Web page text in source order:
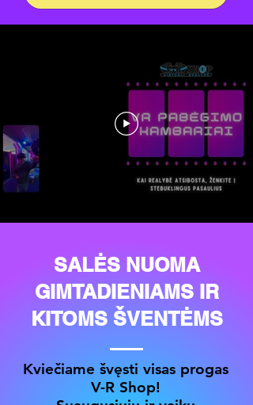
SALĖS NUOMA
GIMTADIENIAMS IR
KITOMS ŠVENTĖMS
Kviečiame švęsti visas progas
V-R Shop!